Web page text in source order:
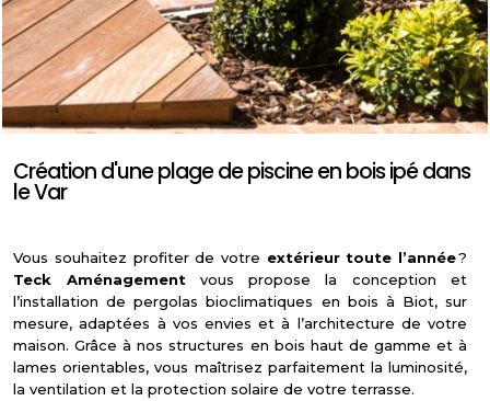
Création d'une plage de piscine en bois ipé dans
le Var
Vous souhaitez profiter de votre extérieur toute l’année?
Teck Aménagementvous propose la conception et
l’installation de pergolas bioclimatiques en bois à Biot, sur
mesure, adaptées à vos envies et à l’architecture de votre
maison. Grâce à nos structures en bois haut de gamme et à
lames orientables, vous maîtrisez parfaitement la luminosité,
la ventilation et la protection solaire de votre terrasse.